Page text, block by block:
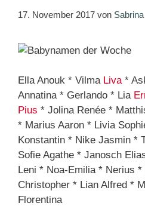
17. November 2017 von Sabrina
Ella Anouk * Vilma Liva*
Annatina * Gerlando * Lia
Pius * Jolina Renée *
* Marius Aaron * Livia
Konstantin * Nike Jasmin *
Sofie Agathe * Janosch
Leni * Noa-Emilia * Nerius
Christopher * Lian Alfred *
Florentina